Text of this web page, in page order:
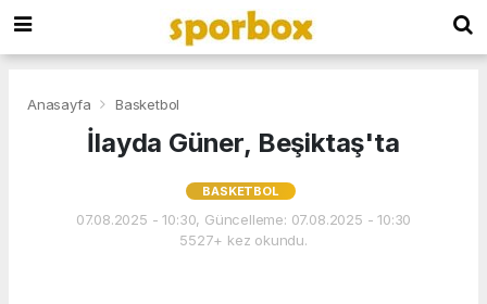
Anasayfa Basketbol
İlayda Güner, Beşiktaş'ta
BASKETBOL
07.08.2025 - 10:30, Güncelleme: 07.08.2025 - 10:30
5527+ kez okundu.